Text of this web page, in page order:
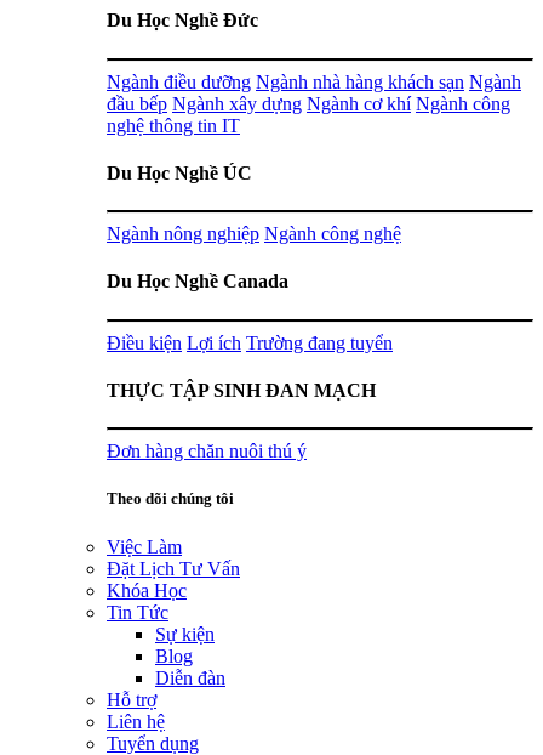
Du Học Nghề Đức
Ngành điều dưỡng Ngành nhà hàng khách sạn Ngành
đầu bếp Ngành xây dựng Ngành cơ khí Ngành công
nghệ thông tin IT
Du Học Nghề ÚC
Ngành nông nghiệp Ngành công nghệ
Du Học Nghề Canada
Điều kiện Lợi ích Trường đang tuyển
THỰC TẬP SINH ĐAN MẠCH
Đơn hàng chăn nuôi thú ý
Theo dõi chúng tôi
Việc Làm
Đặt Lịch Tư Vấn
Khóa Học
Tin Tức
Sự kiện
Blog
Diễn đàn
Hỗ trợ
Liên hệ
Tuyển dụng